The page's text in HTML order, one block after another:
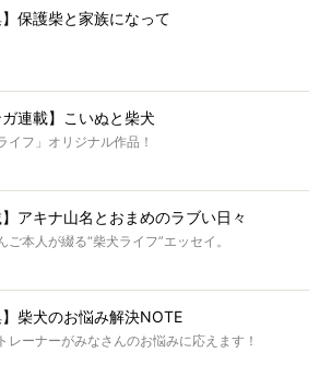
】保護柴と家族になって
ガ連載】こいぬと柴犬
イフ」オリジナル作品！
】アキナ山名とおまめのラブい日々
ご本人が綴る“柴犬ライフ”エッセイ。
】柴犬のお悩み解決NOTE
レーナーがみなさんのお悩みに応えます！